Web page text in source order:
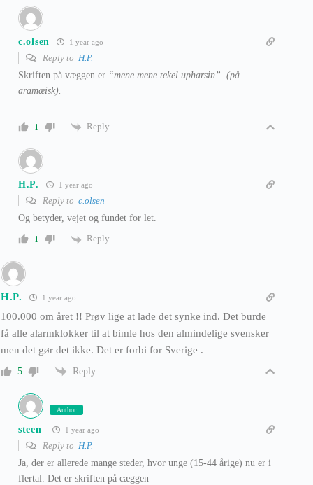
c.olsen 1 year ago
Reply to H.P.
Skriften på væggen er “mene mene tekel upharsin”. (på
aramæisk).
1 Reply
H.P. 1 year ago
Reply to c.olsen
Og betyder, vejet og fundet for let.
1
Reply
H.P. 1 year ago
100.000 om året !! Prøv lige at lade det synke ind. Det burde
få alle alarmklokker til at bimle hos den almindelige svensker
men det gør det ikke. Det er forbi for Sverige .
5 Reply
Author
steen 1 year ago
Reply to H.P.
Ja, der er allerede mange steder, hvor unge (15-44 årige) nu er i
flertal. Det er skriften på cæggen